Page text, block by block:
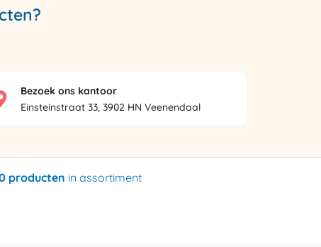
Bezoek ons kantoor
Einsteinstraat 33, 3902 HN Veenendaal
producten in assortiment